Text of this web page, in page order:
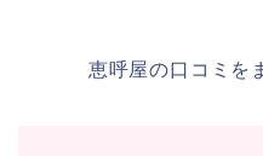
恵呼屋の口コミを